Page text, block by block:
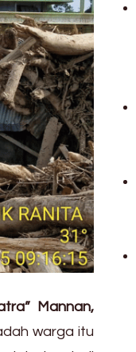
Mannan,
warga itu